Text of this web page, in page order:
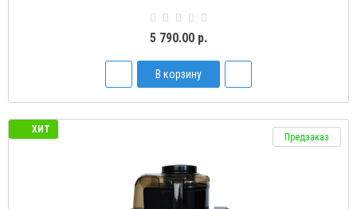
5 790.00 р.
В корзину
ХИТ
Предзаказ